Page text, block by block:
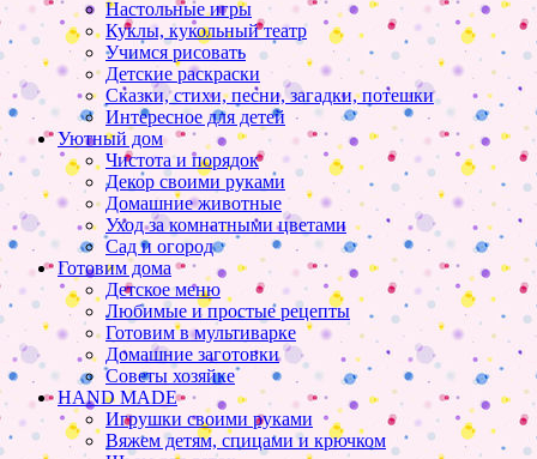
Настольные игры
Куклы, кукольный театр
Учимся рисовать
Детские раскраски
Сказки, стихи, песни, загадки, потешки
Интересное для детей
Уютный дом
Чистота и порядок
Декор своими руками
Домашние животные
Уход за комнатными цветами
Сад и огород
Готовим дома
Детское меню
Любимые и простые рецепты
Готовим в мультиварке
Домашние заготовки
Советы хозяйке
HAND MADE
Игрушки своими руками
Вяжем детям, спицами и крючком